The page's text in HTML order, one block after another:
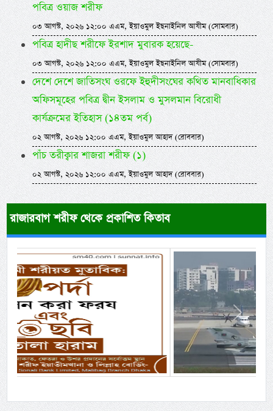
পবিত্র ওয়াজ শরীফ
০৩ আগস্ট, ২০২৬ ১২:০০ এএম, ইয়াওমুল ইছনাইনিল আযীম (সোমবার)
পবিত্র হাদীছ শরীফে ইরশাদ মুবারক হয়েছে-
০৩ আগস্ট, ২০২৬ ১২:০০ এএম, ইয়াওমুল ইছনাইনিল আযীম (সোমবার)
দেশে দেশে জাতিসংঘ ওরফে ইহুদীসংঘের কথিত মানবাধিকার
অফিসমূহের পবিত্র দ্বীন ইসলাম ও মুসলমান বিরোধী
কার্যক্রমের ইতিহাস (১৪তম পর্ব)
০২ আগস্ট, ২০২৬ ১২:০০ এএম, ইয়াওমুল আহাদ (রোববার)
পাঁচ তরীক্বার শাজরা শরীফ (১)
০২ আগস্ট, ২০২৬ ১২:০০ এএম, ইয়াওমুল আহাদ (রোববার)
রাজারবাগ শরীফ থেকে প্রকাশিত কিতাব
Previous Next